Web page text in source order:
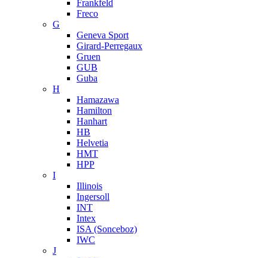
Frankfeld
Freco
G
Geneva Sport
Girard-Perregaux
Gruen
GUB
Guba
H
Hamazawa
Hamilton
Hanhart
HB
Helvetia
HMT
HPP
I
Illinois
Ingersoll
INT
Intex
ISA (Sonceboz)
IWC
J